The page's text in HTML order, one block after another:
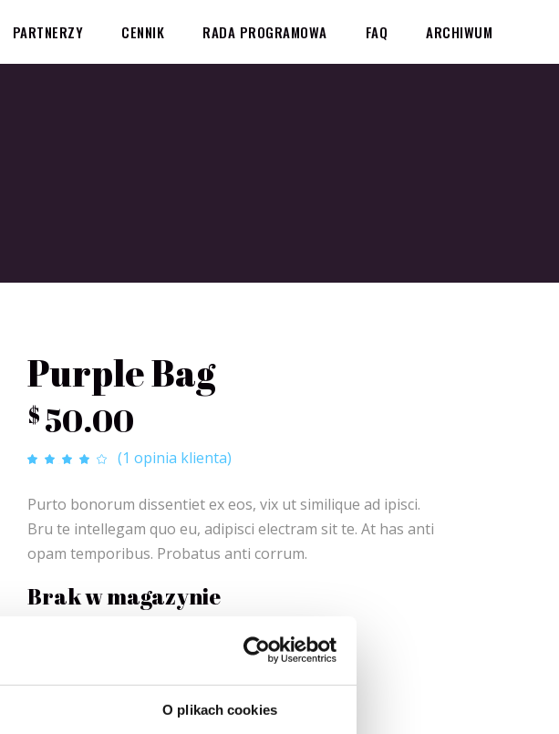
O plikach cookies
PARTNERZY CENNIK RADA PROGRAMOWA FAQ ARCHIWUM
Purple Bag
$ 50.00
Oceniony
1
oceny
klienta
(1 opinia klienta)
Purto bonorum dissentiet ex eos, vix ut similique ad ipisci.
Bru te intellegam quo eu, adipisci electram sit te. At has anti
opam temporibus. Probatus anti corrum.
Brak w magazynie
KATEGORIA: Festival